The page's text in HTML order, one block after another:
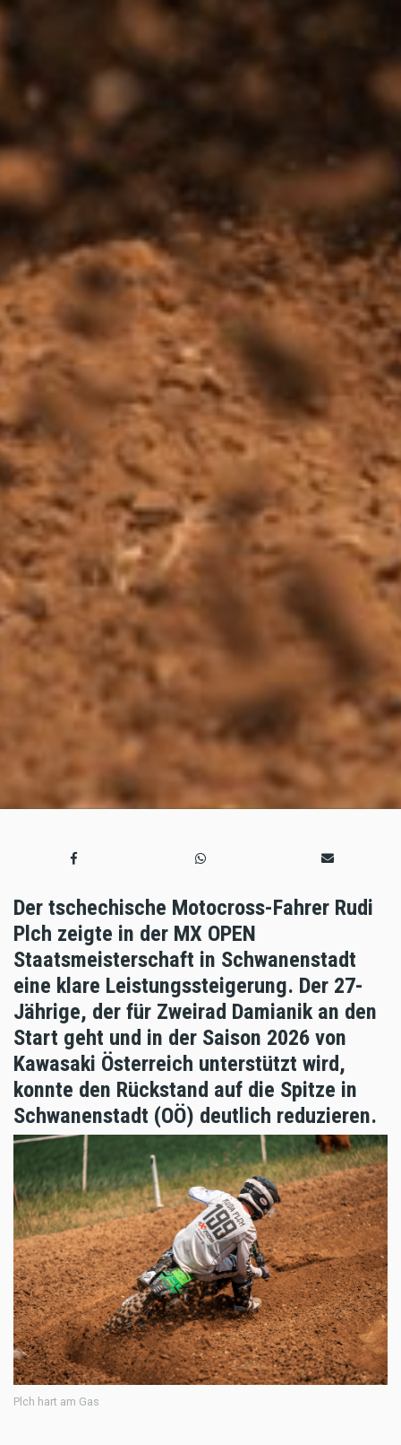
Der tschechische Motocross-Fahrer Rudi
Plch zeigte in der MX OPEN
Staatsmeisterschaft in Schwanenstadt
eine klare Leistungssteigerung. Der 27-
Jährige, der für Zweirad Damianik an den
Start geht und in der Saison 2026 von
Kawasaki Österreich unterstützt wird,
konnte den Rückstand auf die Spitze in
Schwanenstadt (OÖ) deutlich reduzieren.
Plch hart am Gas